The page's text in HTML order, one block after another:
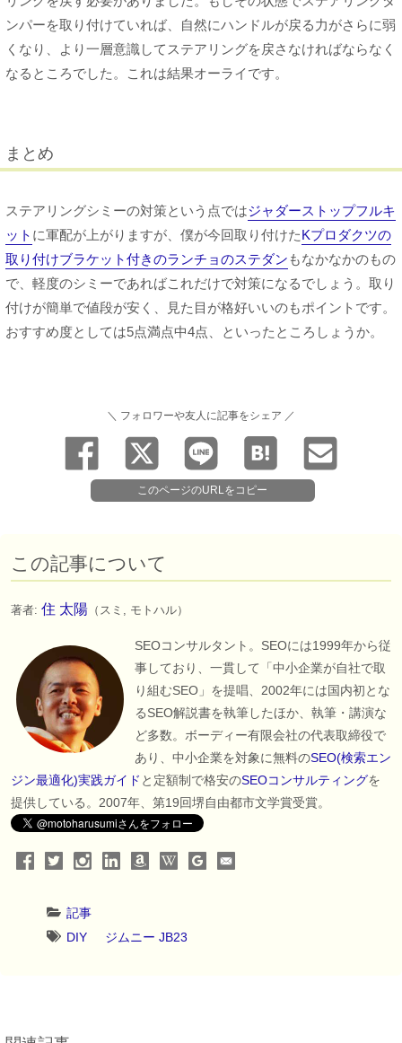
ンパーを取り付けていれば、自然にハンドルが戻る力がさらに弱
くなり、より一層意識してステアリングを戻さなければならなく
なるところでした。これは結果オーライです。
まとめ
ステアリングシミーの対策という点ではジャダーストップフルキ
ット に軍配が上がりますが、僕が今回取り付けたKプロダクツの
取り付けブラケット付きのランチョのステダン もなかなかのもの
で、軽度のシミーであればこれだけで対策になるでしょう。取り
付けが簡単で値段が安く、見た目が格好いいのもポイントです。
おすすめ度としては5点満点中4点、といったところしょうか。
＼ フォロワーや友人に記事をシェア ／
このページのURLをコピー
この記事について
著者: 住 太陽 （スミ, モトハル）
SEOコンサルタント。SEOには1999年から従
事しており、一貫して「中小企業が自社で取
り組むSEO」を提唱、2002年には国内初とな
るSEO解説書を執筆したほか、執筆・講演な
ど多数。ボーディー有限会社の代表取締役で
あり、中小企業を対象に無料のSEO(検索エン
ジン最適化)実践ガイド と定額制で格安のSEOコンサルティングを
提供している。2007年、第19回堺自由都市文学賞受賞。
記事
DIY
ジムニー JB23